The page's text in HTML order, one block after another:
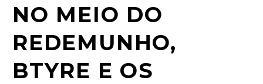
NO MEIO DO
REDEMUNHO,
BTYRE E OS